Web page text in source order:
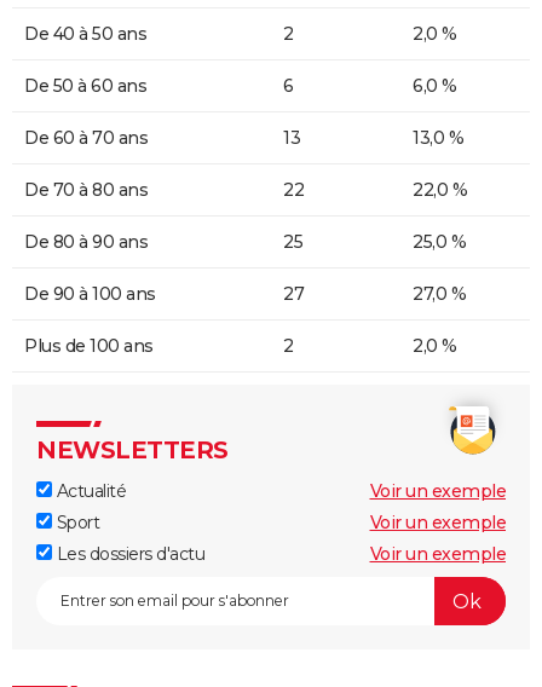
De 40 à 50 ans 2 2,0 %
De 50 à 60 ans 6 6,0 %
De 60 à 70 ans 13 13,0 %
De 70 à 80 ans 22 22,0 %
De 80 à 90 ans 25 25,0 %
De 90 à 100 ans 27 27,0 %
Plus de 100 ans 2 2,0 %
NEWSLETTERS
Actualité
Voir un exemple
Sport
Voir un exemple
Les dossiers d'actu
Voir un exemple